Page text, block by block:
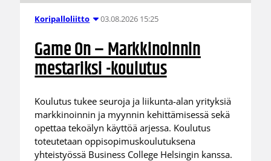
Koripalloliitto 03.08.2026 15:25
Game On – Markkinoinnin
mestariksi -koulutus
Koulutus tukee seuroja ja liikunta-alan yrityksiä
markkinoinnin ja myynnin kehittämisessä sekä
opettaa tekoälyn käyttöä arjessa. Koulutus
toteutetaan oppisopimuskoulutuksena
yhteistyössä Business College Helsingin kanssa.